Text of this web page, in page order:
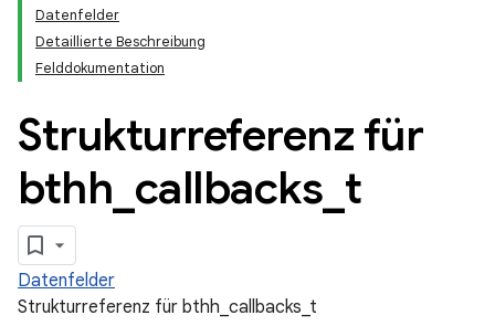
Datenfelder
Detaillierte Beschreibung
Felddokumentation
Strukturreferenz für
bthh callbacks t
Datenfelder
Strukturreferenz für bthh_callbacks_t